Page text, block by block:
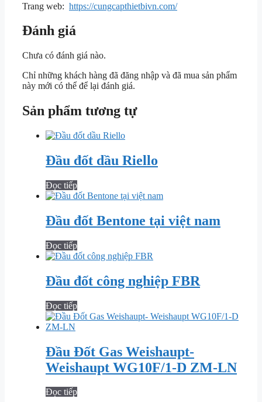
Trang web: https://cungcapthietbivn.com/
Đánh giá
Chưa có đánh giá nào.
Chỉ những khách hàng đã đăng nhập và đã mua sản phẩm
này mới có thể để lại đánh giá.
Sản phẩm tương tự
Đầu đốt dầu Riello
Đọc tiếp
Đầu đốt Bentone tại việt nam
Đọc tiếp
Đầu đốt công nghiệp FBR
Đọc tiếp
Đầu Đốt Gas Weishaupt-
Weishaupt WG10F/1-D ZM-LN
Đọc tiếp